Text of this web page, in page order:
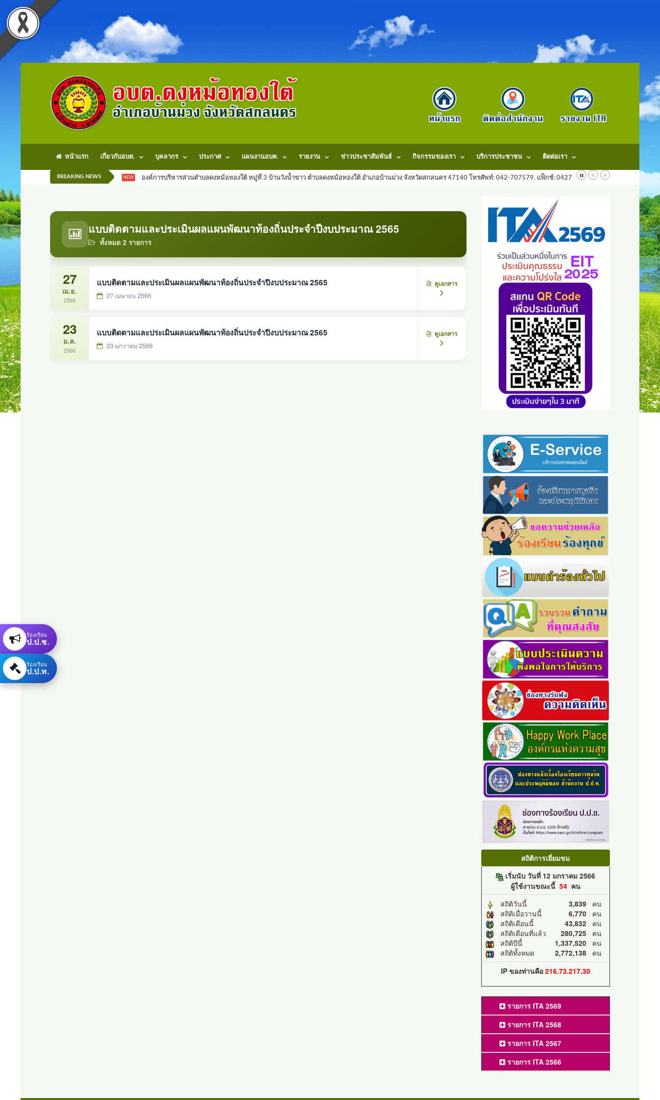
หน้าแรก เกี่ยวกับอบต. บุคลากร ประกาศ แผนงานอบต. รายงาน ข่าวประชาสัมพันธ์ กิจกรรมของเรา บริการประชาชน ติดต่อเรา
BREAKING NEWS NEW องค์การบริหารส่วนตำบลดงหม้อทองใต้ หมู่ที่ 3 บ้านวังน้ำขาว ตำบลดงหม้อทองใต้ อำเภอบ้านม่วง จังหวัดสกลนคร 47140 โทรศัพท์: 042-707579. แฟ็กช์: 042707579 E-Mail:
แบบติดตามและประเมินผลแผนพัฒนาท้องถิ่นประจำปีงบประมาณ 2565
ทั้งหมด 2 รายการ
27
เม.ย.
2566
แบบติดตามและประเมินผลแผนพัฒนาท้องถิ่นประจำปีงบประมาณ 2565
27 เมษายน 2566
ดูเอกสาร
23
ม.ค.
2566
แบบติดตามและประเมินผลแผนพัฒนาท้องถิ่นประจำปีงบประมาณ 2565
23 มกราคม 2566
ดูเอกสาร
สถิติการเยี่ยมชม
เริ่มนับ วันที่ 12 มกราคม 2566
ผู้ใช้งานขณะนี้ 54คน
สถิติวันนี้
3,839คน
สถิติเมื่อวานนี้
6,770คน
สถิติเดือนนี้
43,832คน
สถิติเดือนที่แล้ว
280,725คน
สถิติปีนี้
1,337,520คน
สถิติทั้งหมด
2,772,138คน
IP ของท่านคือ 216.73.217.30
รายการ ITA 2569
รายการ ITA 2568
รายการ ITA 2567
รายการ ITA 2566
ร้องเรียน
ป.ป.ช.
ร้องเรียน
ป.ป.ท.